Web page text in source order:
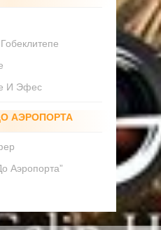
И Эфес
АЭРОПОРТА
Аэропорта”